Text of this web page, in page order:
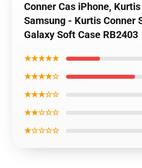
Conner Cas iPhone,
Samsung - Kurtis Conner
Galaxy Soft Case RB2403
★★★★★
★★★★☆
★★★☆☆
★★☆☆☆
★☆☆☆☆